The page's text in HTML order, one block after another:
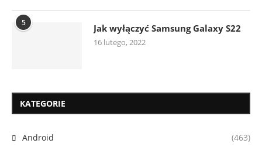
5 Jak wyłączyć Samsung Galaxy S22
16 lutego, 2022
KATEGORIE
Android (463)